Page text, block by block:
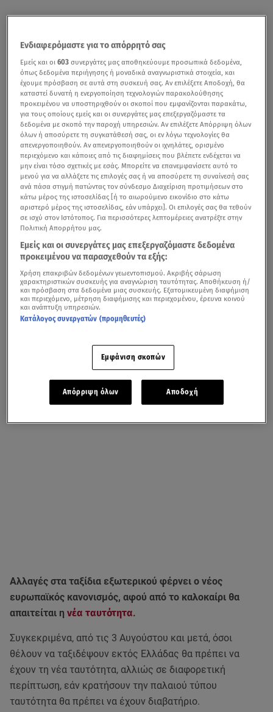
Aλλαγές στα ταξίδια εξωτερικού φέρνει ο νέος
ευρωπαϊκός κανονισμός, αφού από το καλοκαίρι θα
απαιτείται η νέα ταυτότητα.
Συγκεκριμένα, από τις 3 Αυγούστου και μετά, όσοι
θέλουν να ταξιδέψουν εκτός Ελλάδας θα πρέπει να
έχουν τη νέα ταυτότητα, αλλιώς σε διαφορετική
περίπτωση, εάν κρατήσουν την παλαιού τύπου
ταυτότητα θα πρέπει να έχουν διαβατήριο.
Ενδιαφερόμαστε για το απόρρητό σας
Εμείς και οι603 συνεργάτες μας αποθηκεύουμε προσωπικά δεδομένα,
όπως δεδομένα περιήγησης ή μοναδικά αναγνωριστικά στοιχεία, και
έχουμε πρόσβαση σε αυτά στη συσκευή σας. Αν επιλέξετε Αποδοχή, θα
καταστεί δυνατή η ενεργοποίηση τεχνολογιών παρακολούθησης
προκειμένου να υποστηριχθούν οι σκοποί που εμφανίζονται παρακάτω,
για τους οποίους εμείς και οι συνεργάτες μας επεξεργαζόμαστε τα
δεδομένα με σκοπό την παροχή υπηρεσιών. Αν επιλέξετε Απόρριψη όλων
όλων ή αποσύρετε τη συγκατάθεσή σας, οι εν λόγω τεχνολογίες θα
απενεργοποιηθούν. Αν απενεργοποιηθούν οι ιχνηλάτες, ορισμένο
περιεχόμενο και κάποιες από τις διαφημίσεις που βλέπετε ενδέχεται να
μην είναι τόσο σχετικές με εσάς. Μπορείτε να επανεμφανίσετε αυτό το
μενού για να αλλάξετε τις επιλογές σας ή να αποσύρετε τη συναίνεσή σας
ανά πάσα στιγμή πατώντας τον σύνδεσμο Διαχείριση προτιμήσεων στο
κάτω μέρος της ιστοσελίδας [ή το αιωρούμενο εικονίδιο στο κάτω
αριστερό μέρος της ιστοσελίδας, εάν υπάρχει]. Οι επιλογές σας θα τεθούν
σε ισχύ στον Ιστότοπος. Για περισσότερες λεπτομέρειες ανατρέξτε στην
Πολιτική Απορρήτου μας.
Εμείς και οι συνεργάτες μας επεξεργαζόμαστε δεδομένα
προκειμένου να παρασχεθούν τα εξής:
Χρήση επακριβών δεδομένων γεωεντοπισμού. Ακριβής σάρωση
χαρακτηριστικών συσκευής για αναγνώριση ταυτότητας. Αποθήκευση ή/
και πρόσβαση στα δεδομένα μιας συσκευής. Εξατομικευμένη διαφήμιση
και περιεχόμενο, μέτρηση διαφήμισης και περιεχομένου, έρευνα κοινού
και ανάπτυξη υπηρεσιών.
Κατάλογος συνεργατών (προμηθευτές)
Εμφάνιση σκοπών
Απόρριψη όλων Αποδοχή